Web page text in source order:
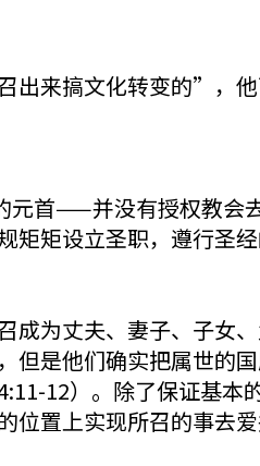
来搞文化转变的”，
首——并没有授权教会
矩设立圣职，遵行圣
为丈夫、妻子、子女
是他们确实把属世的
12）。除了保证基本
置上实现所召的事去